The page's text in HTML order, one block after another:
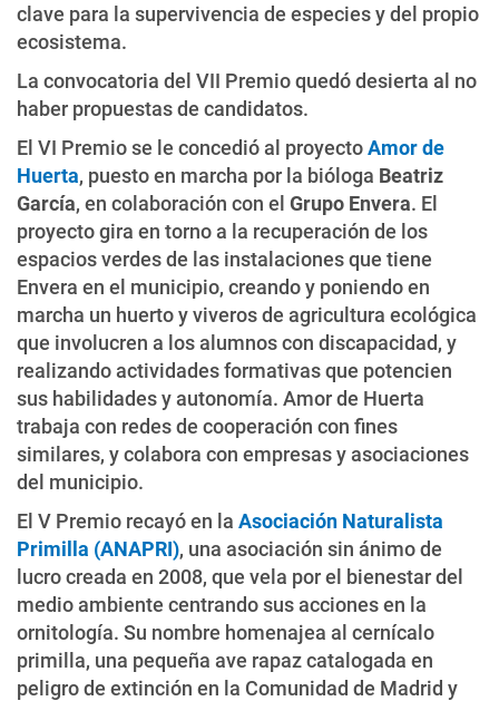
clave para la supervivencia de especies y del propio
ecosistema.
La convocatoria del VII Premio quedó desierta al no
haber propuestas de candidatos.
El VI Premio se le concedió al proyectoAmor de
Huerta, puesto en marcha por la bióloga Beatriz
García, en colaboración con el Grupo Envera. El
proyecto gira en torno a la recuperación de los
espacios verdes de las instalaciones que tiene
Envera en el municipio, creando y poniendo en
marcha un huerto y viveros de agricultura ecológica
que involucren a los alumnos con discapacidad, y
realizando actividades formativas que potencien
sus habilidades y autonomía. Amor de Huerta
trabaja con redes de cooperación con fines
similares, y colabora con empresas y asociaciones
del municipio.
El V Premio recayó en la Asociación Naturalista
Primilla (ANAPRI), una asociación sin ánimo de
lucro creada en 2008, que vela por el bienestar del
medio ambiente centrando sus acciones en la
ornitología. Su nombre homenajea al cernícalo
primilla, una pequeña ave rapaz catalogada en
peligro de extinción en la Comunidad de Madrid y